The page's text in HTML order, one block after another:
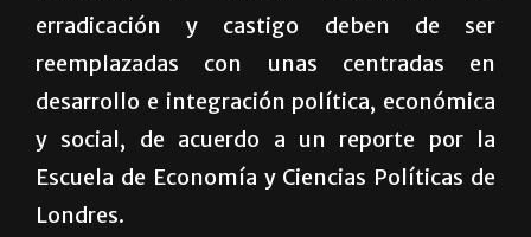
erradicación y castigo deben de ser
reemplazadas con unas centradas en
desarrollo e integración política, económica
y social, de acuerdo a un reporte por la
Escuela de Economía y Ciencias Políticas de
Londres.